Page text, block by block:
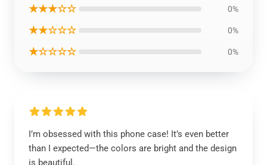
★★★☆☆ 0%
★★☆☆☆ 0%
★☆☆☆☆ 0%
I’m obsessed with this phone case! It’s even better
than I expected—the colors are bright and the design
is beautiful.